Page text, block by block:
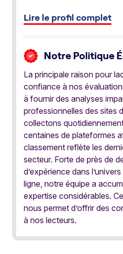
Lire le profil complet
Notre Politique
La principale raison pour
confiance à nos
à fournir des analyses
professionnelles des sites
collectons
centaines de plateformes
classement reflète les
secteur. Forte de près de
d’expérience dans
ligne, notre équipe a
expertise considérables.
nous permet d’offrir des
à nos lecteurs.